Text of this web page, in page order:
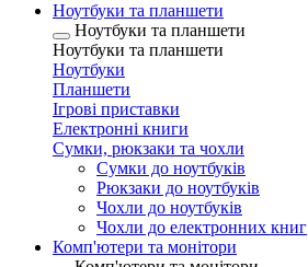
Ноутбуки та планшети
Ноутбуки та планшети
Ноутбуки та планшети
Ноутбуки
Планшети
Ігрові приставки
Електронні книги
Сумки, рюкзаки та чохли
Сумки до ноутбуків
Рюкзаки до ноутбуків
Чохли до ноутбуків
Чохли до електронних книг
Комп'ютери та монітори